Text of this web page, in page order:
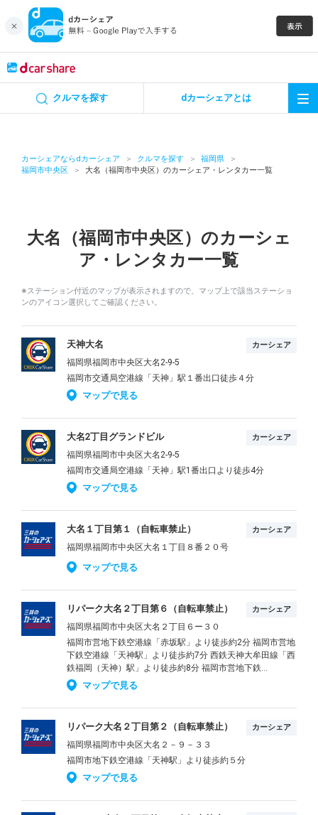
クルマを探す dカーシェアとは
カーシェアならdカーシェア クルマを探す
福岡県
福岡市中央区
大名（福岡市中央区）のカーシェア・レンタカー一覧
大名（福岡市中央区）のカーシェ
ア・レンタカー一覧
※ステーション付近のマップが表示されますので、マップ上で該当ステーショ
ンのアイコン選択してご確認ください。
天神大名 カーシェア
福岡県福岡市中央区大名2-9-5
福岡市交通局空港線「天神」駅１番出口徒歩４分
マップで見る
大名2丁目グランドビル カーシェア
福岡県福岡市中央区大名2-9-5
福岡市交通局空港線「天神」駅1番出口より徒歩4分
マップで見る
大名１丁目第１（自転車禁止） カーシェア
福岡県福岡市中央区大名１丁目８番２０号
マップで見る
リパーク大名２丁目第６（自転車禁止） カーシェア
福岡県福岡市中央区大名２丁目６ー３０
福岡市営地下鉄空港線「赤坂駅」より徒歩約2分 福岡市営地
下鉄空港線「天神駅」より徒歩約7分 西鉄天神大牟田線「西
鉄福岡（天神）駅」より徒歩約8分 福岡市営地下鉄...
マップで見る
リパーク大名２丁目第２（自転車禁止） カーシェア
福岡県福岡市中央区大名２－９－３３
福岡市地下鉄空港線「天神駅」より徒歩約５分
マップで見る
カーシェア
特集
アプリの使い方